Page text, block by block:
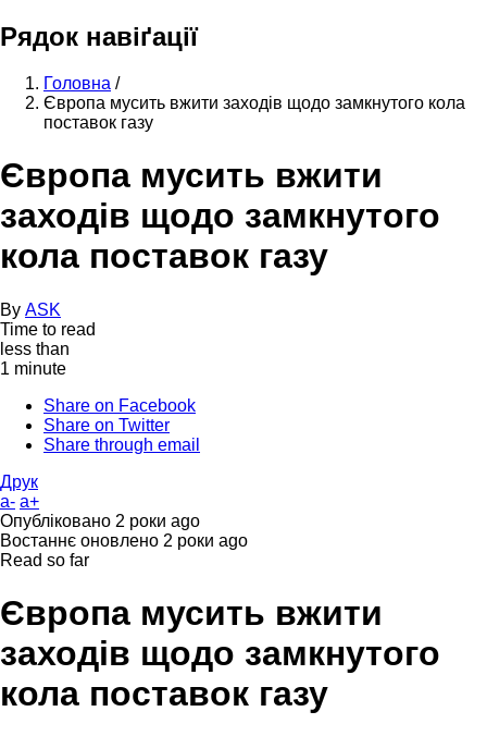
Рядок навіґації
Головна /
Європа мусить вжити заходів щодо замкнутого кола
поставок газу
Європа мусить вжити
заходів щодо замкнутого
кола поставок газу
By ASK
Time to read
less than
1 minute
Share on Facebook
Share on Twitter
Share through email
Друк
a- a+
Опубліковано 2 роки ago
Востаннє оновлено 2 роки ago
Read so far
Європа мусить вжити
заходів щодо замкнутого
кола поставок газу